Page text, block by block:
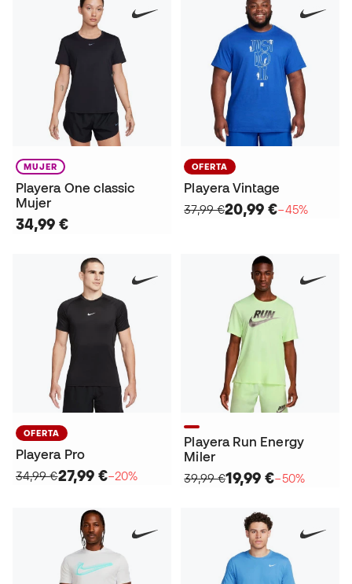
MUJER
Playera One classic
Mujer
34,99 €
OFERTA
Playera Vintage
37,99 €20,99 €−45%
OFERTA
Playera Pro
34,99 €27,99 €−20%
Playera Run Energy
Miler
39,99 €19,99 €−50%